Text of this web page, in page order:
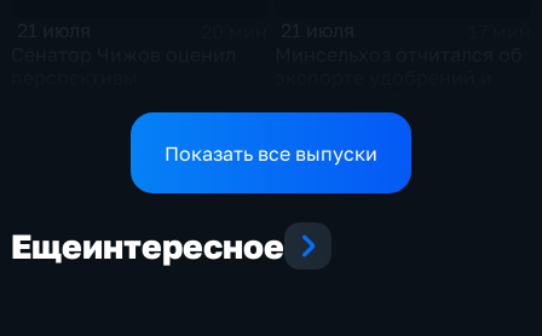
конфликтов на Ближнем
Востоке и диалог с
аграриев топливом
Показать все выпуски
Ещеинтересное